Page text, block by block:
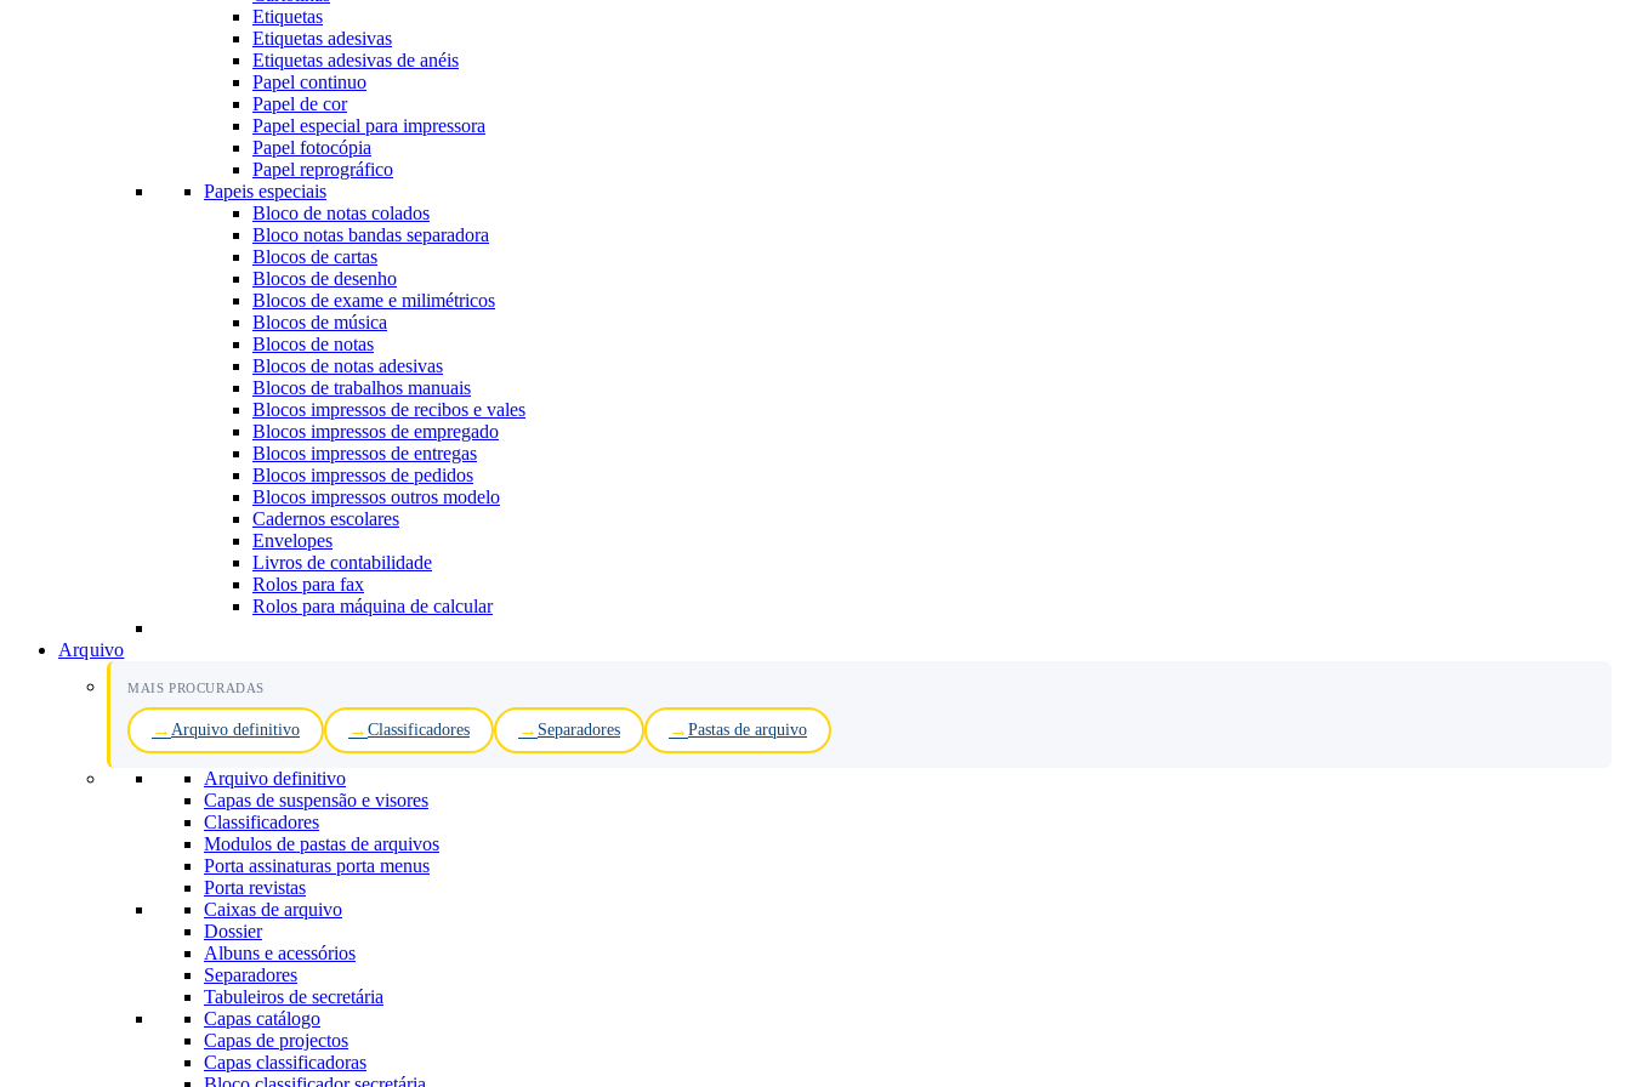
Etiquetas
Etiquetas adesivas
Etiquetas adesivas de anéis
Papel continuo
Papel de cor
Papel especial para impressora
Papel fotocópia
Papel reprográfico
Papeis especiais
Bloco de notas colados
Bloco notas bandas separadora
Blocos de cartas
Blocos de desenho
Blocos de exame e milimétricos
Blocos de música
Blocos de notas
Blocos de notas adesivas
Blocos de trabalhos manuais
Blocos impressos de recibos e vales
Blocos impressos de empregado
Blocos impressos de entregas
Blocos impressos de pedidos
Blocos impressos outros modelo
Cadernos escolares
Envelopes
Livros de contabilidade
Rolos para fax
Rolos para máquina de calcular
Arquivo
MAIS PROCURADAS
Arquivo definitivo Classificadores Separadores Pastas de arquivo
Arquivo definitivo
Capas de suspensão e visores
Classificadores
Modulos de pastas de arquivos
Porta assinaturas porta menus
Porta revistas
Caixas de arquivo
Dossier
Albuns e acessórios
Separadores
Tabuleiros de secretária
Capas catálogo
Capas de projectos
Capas classificadoras